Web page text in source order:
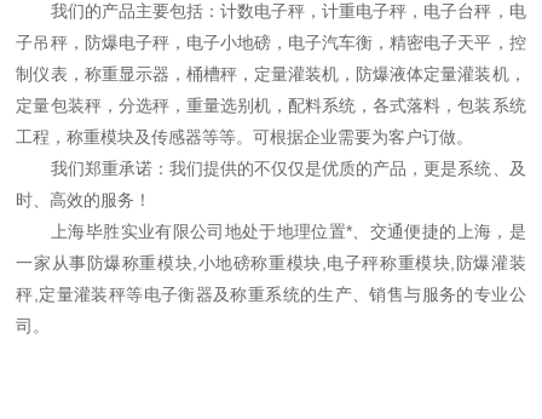
我们的产品主要包括：计数电子秤，计重电子秤，电子台秤，电
子吊秤，防爆电子秤，电子小地磅，电子汽车衡，精密电子天平，控
制仪表，称重显示器，桶槽秤，定量灌装机，防爆液体定量灌装机，
定量包装秤，分选秤，重量选别机，配料系统，各式落料，包装系统
工程，称重模块及传感器等等。可根据企业需要为客户订做。
我们郑重承诺：我们提供的不仅仅是优质的产品，更是系统、及
时、高效的服务！
上海毕胜实业有限公司地处于地理位置*、交通便捷的上海，是
一家从事防爆称重模块,小地磅称重模块,电子秤称重模块,防爆灌装
秤,定量灌装秤等电子衡器及称重系统的生产、销售与服务的专业公
司。